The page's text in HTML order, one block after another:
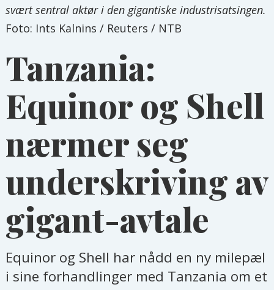
svært sentral aktør i den gigantiske industrisatsingen.
Foto: Ints Kalnins / Reuters / NTB
Tanzania:
Equinor og Shell
nærmer seg
underskriving av
gigant-avtale
Equinor og Shell har nådd en ny milepæl
i sine forhandlinger med Tanzania om et